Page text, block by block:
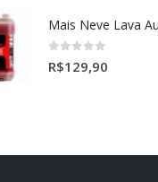
out of 5
R$129,90